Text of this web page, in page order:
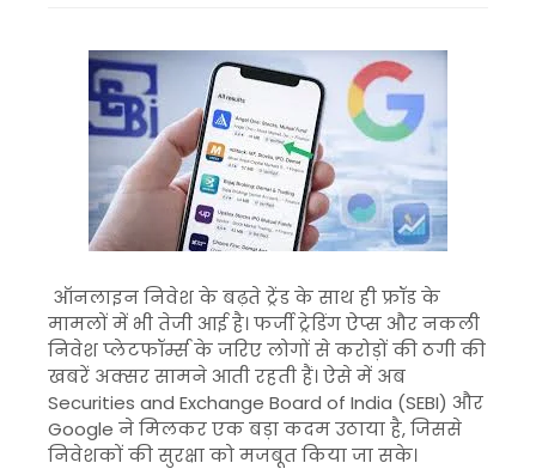
ऑनलाइन निवेश के बढ़ते ट्रेंड के साथ ही फ्रॉड के
मामलों में भी तेजी आई है। फर्जी ट्रेडिंग ऐप्स और नकली
निवेश प्लेटफॉर्म्स के जरिए लोगों से करोड़ों की ठगी की
खबरें अक्सर सामने आती रहती हैं। ऐसे में अब
Securities and Exchange Board of India (SEBI) और
Google ने मिलकर एक बड़ा कदम उठाया है, जिससे
निवेशकों की सुरक्षा को मजबूत किया जा सके।